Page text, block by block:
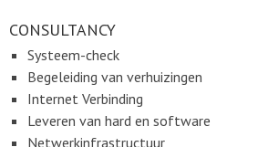
CONSULTANCY
Systeem-check
Begeleiding van verhuizingen
Internet Verbinding
Leveren van hard en software
Netwerkinfrastructuur